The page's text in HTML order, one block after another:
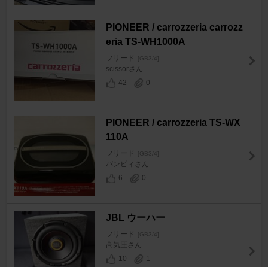
PIONEER / carrozzeria carrozz
eria TS-WH1000A
フリード [GB3/4]
scissorさん
42
0
PIONEER / carrozzeria TS-WX
110A
フリード [GB3/4]
バンビィさん
6
0
JBL ウーハー
フリード [GB3/4]
高気圧さん
10
1